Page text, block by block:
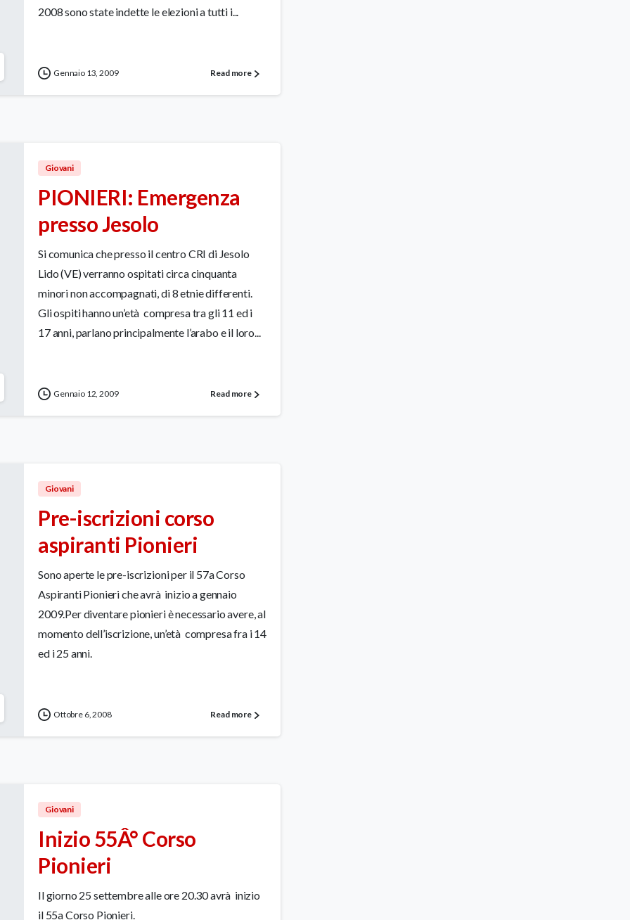
2008 sono state indette le elezioni a tutti i...
Gennaio 13, 2009 Read more
Giovani
PIONIERI: Emergenza
presso Jesolo
Si comunica che presso il centro CRI di Jesolo
Lido (VE) verranno ospitati circa cinquanta
minori non accompagnati, di 8 etnie differenti.
Gli ospiti hanno un’età compresa tra gli 11 ed i
17 anni, parlano principalmente l’arabo e il loro...
Gennaio 12, 2009 Read more
Giovani
Pre-iscrizioni corso
aspiranti Pionieri
Sono aperte le pre-iscrizioni per il 57a Corso
Aspiranti Pionieri che avrà inizio a gennaio
2009.Per diventare pionieri è necessario avere, al
momento dell’iscrizione, un’età compresa fra i 14
ed i 25 anni.
Ottobre 6, 2008 Read more
Giovani
Inizio 55Â° Corso
Pionieri
Il giorno 25 settembre alle ore 20.30 avrà inizio
il 55a Corso Pionieri.